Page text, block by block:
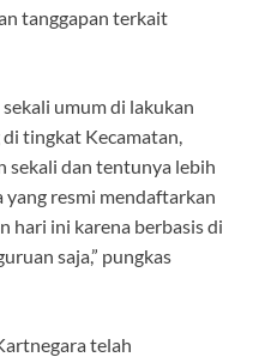
tanggapan terkait
umum di lakukan
tingkat Kecamatan,
sekali dan tentunya lebih
yang resmi mendaftarkan
hari ini karena berbasis di
saja,” pungkas
telah